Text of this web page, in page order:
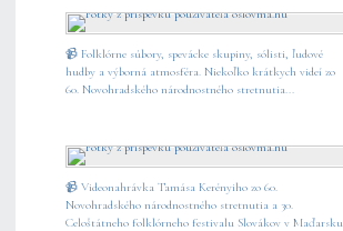
📹 Folklórne súbory, spevácke skupiny, sólisti, ľudové
hudby a výborná atmosféra. Niekoľko krátkych videí zo
60. Novohradského národnostného stretnutia...
📹 Videonahrávka Tamása Kerényiho zo 60.
Novohradského národnostného stretnutia a 30.
Celoštátneho folklórneho festivalu Slovákov v Maďarsku,